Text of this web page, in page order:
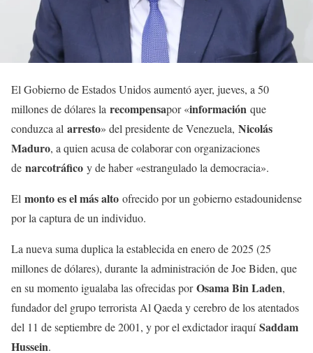
El Gobierno de Estados Unidos aumentó ayer, jueves, a 50
millones de dólares la recompensapor «información que
conduzca al arresto» del presidente de Venezuela, Nicolás
Maduro, a quien acusa de colaborar con organizaciones
de narcotráfico y de haber «estrangulado la democracia».
El monto es el más alto ofrecido por un gobierno estadounidense
por la captura de un individuo.
La nueva suma duplica la establecida en enero de 2025 (25
millones de dólares), durante la administración de Joe Biden, que
en su momento igualaba las ofrecidas porOsama Bin Laden,
fundador del grupo terrorista Al Qaeda y cerebro de los atentados
del 11 de septiembre de 2001, y por el exdictador iraquíSaddam
Hussein.